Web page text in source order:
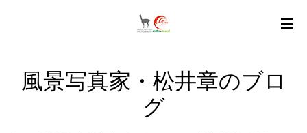
風景写真家・松井章のブロ
グ